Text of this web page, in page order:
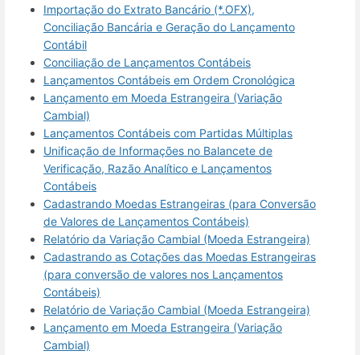
Importação do Extrato Bancário (*.OFX),
Conciliação Bancária e Geração do Lançamento
Contábil
Conciliação de Lançamentos Contábeis
Lançamentos Contábeis em Ordem Cronológica
Lançamento em Moeda Estrangeira (Variação
Cambial)
Lançamentos Contábeis com Partidas Múltiplas
Unificação de Informações no Balancete de
Verificação, Razão Analítico e Lançamentos
Contábeis
Cadastrando Moedas Estrangeiras (para Conversão
de Valores de Lançamentos Contábeis)
Relatório da Variação Cambial (Moeda Estrangeira)
Cadastrando as Cotações das Moedas Estrangeiras
(para conversão de valores nos Lançamentos
Contábeis)
Relatório de Variação Cambial (Moeda Estrangeira)
Lançamento em Moeda Estrangeira (Variação
Cambial)